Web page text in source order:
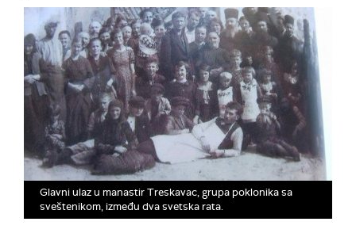
Glavni ulaz u manastir Treskavac, grupa poklonika sa
sveštenikom, između dva svetska rata.